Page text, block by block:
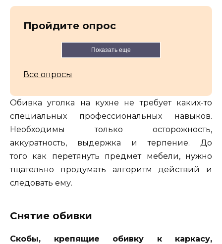
Пройдите опрос
Показать еще
Все опросы
Обивка уголка на кухне не требует каких-то
специальных профессиональных навыков.
Необходимы только осторожность,
аккуратность, выдержка и терпение. До
того как перетянуть предмет мебели, нужно
тщательно продумать алгоритм действий и
следовать ему.
Снятие обивки
Скобы, крепящие обивку к каркасу,